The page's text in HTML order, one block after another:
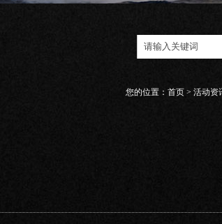
您的位置： 首页 > 活动资